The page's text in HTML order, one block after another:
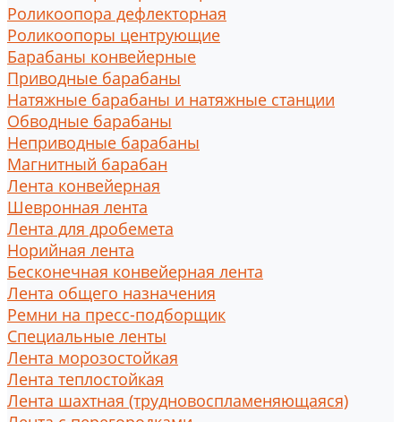
Роликоопора дефлекторная
Роликоопоры центрующие
Барабаны конвейерные
Приводные барабаны
Натяжные барабаны и натяжные станции
Обводные барабаны
Неприводные барабаны
Магнитный барабан
Лента конвейерная
Шевронная лента
Лента для дробемета
Норийная лента
Бесконечная конвейерная лента
Лента общего назначения
Ремни на пресс-подборщик
Специальные ленты
Лента морозостойкая
Лента теплостойкая
Лента шахтная (трудновоспламеняющаяся)